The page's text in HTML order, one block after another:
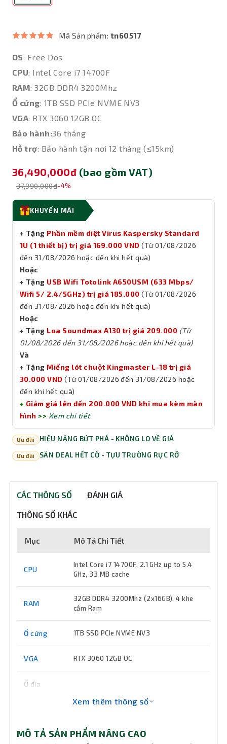
Mã Sản phẩm: tn60517
OS: Free Dos
CPU: Intel Core i7 14700F
RAM: 32GB DDR4 3200Mhz
Ổ cứng: 1TB SSD PCIe NVME NV3
VGA: RTX 3060 12GB OC
Bảo hành:36 tháng
Hỗ trợ: Bảo hành tận nơi 12 tháng (≤15km)
36,490,000đ (bao gồm VAT)
37,990,000đ-4%
KHUYẾN MÃI
+ Tặng Phần mềm diệt Virus Kaspersky Standard
1U (1 thiết bị) trị giá 169.000 VND (Từ 01/08/2026
đến 31/08/2026 hoặc đến khi hết quà)
Hoặc
+ Tặng USB Wifi Totolink A650USM (633 Mbps/
Wifi 5/ 2.4/5GHz) trị giá 185.000 (Từ 01/08/2026
đến 31/08/2026 hoặc đến khi hết quà)
Hoặc
+ Tặng Loa Soundmax A130 trị giá 209.000 (Từ
01/08/2026 đến 31/08/2026 hoặc đến khi hết quà)
Và
+ Tặng Miếng lót chuột Kingmaster L-18 trị giá
30.000 VND (Từ 01/08/2026 đến 31/08/2026 hoặc
đến khi hết quà)
+ Giảm giá lên đến 200.000 VND khi mua kèm màn
hình >> Xem chi tiết
Ưu đãi HIỆU NĂNG BỨT PHÁ - KHÔNG LO VỀ GIÁ
Ưu đãi SĂN DEAL HẾT CỠ - TỰU TRƯỜNG RỰC RỠ
CÁC THÔNG SỐ ĐÁNH GIÁ
THÔNG SỐ KHÁC
Mục Mô Tả Chi Tiết
CPU
Intel Core i7 14700F, 2.1 GHz up to 5.4
GHz, 33 MB cache
RAM
32GB DDR4 3200Mhz (2x16GB), 4 khe
cắm Ram
Ổ cứng 1TB SSD PCIe NVME NV3
VGA RTX 3060 12GB OC
Ổ đĩa
Keyboard Không bao gồm
Xem thêm thông số
MÔ TẢ SẢN PHẨM NÂNG CAO